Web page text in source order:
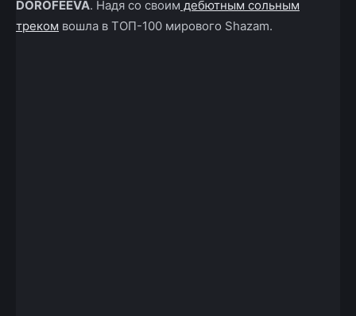
DOROFEEVA. Надя со своим дебютным сольным
треком вошла в ТОП-100 мирового Shazam.